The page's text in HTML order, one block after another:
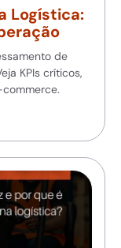
Logística:
de
KPIs críticos,